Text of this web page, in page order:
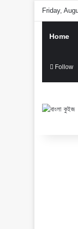
Friday,
Home
Follow